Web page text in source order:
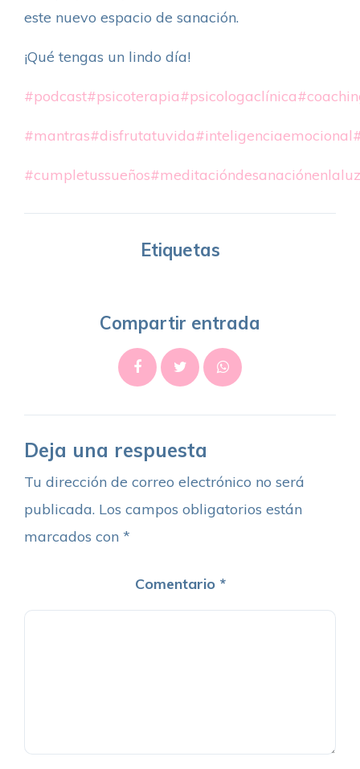
este nuevo espacio de sanación.
¡Qué tengas un lindo día!
#podcast#psicoterapia#psicologaclínica
#mantras#disfrutatuvida#inteligenciaemocional
#cumpletussueños#meditacióndesanaciónenlaluz
Etiquetas
Compartir entrada
Deja una respuesta
Tu dirección de correo electrónico no será
publicada. Los campos obligatorios están
marcados con *
Comentario *